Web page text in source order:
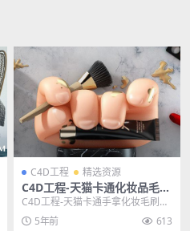
C4D工程 精选资源
C4D工程-天猫卡通化妆品毛刷
电商广告海报Octane工程
C4D工程-天猫卡通手拿化妆毛刷的
电商海报Octane工程 其他推荐 C4
D模型...
5年前 613